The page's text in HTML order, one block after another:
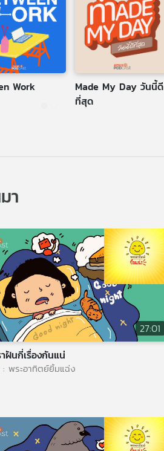
Work
Made My Day วันนี้ดี
ที่สุด
า
27:01
ฝันกี่เรื่องกันแน่
: พระอาทิตย์ยิ้มแฉ่ง